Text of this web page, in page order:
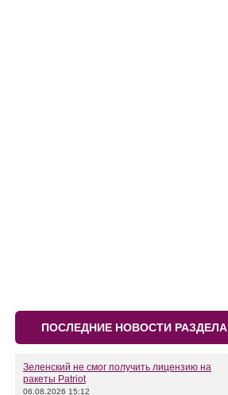
ПОСЛЕДНИЕ НОВОСТИ РАЗДЕЛА
Зеленский не смог получить лицензию на
ракеты Patriot
06.08.2026 15:12